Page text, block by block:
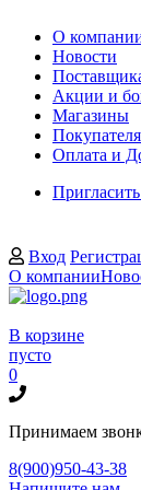
О
Новости
Акции и
Магазины
Оплата и
Вход
О компании
В корзине
пусто
0
Принимаем
8(900)950-43-38